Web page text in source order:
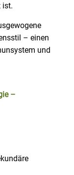
ist.
– einen
und
–